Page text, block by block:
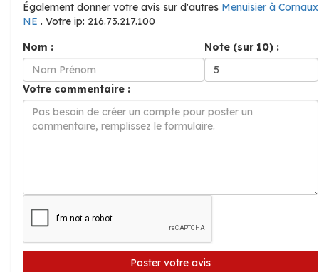
Également donner votre avis sur d'autres Menuisier à Cornaux
NE . Votre ip: 216.73.217.100
Nom :
Note (sur 10) :
Votre commentaire :
Poster votre avis